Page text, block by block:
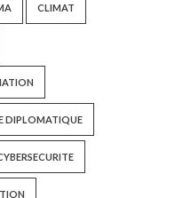
CLIMAT
DIPLOMATIQUE